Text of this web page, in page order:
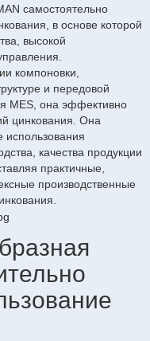
самостоятельно
в основе которой
высокой
компоновки,
и передовой
MES, она эффективно
цинкования. Она
использования
качества продукции
практичные,
производственные